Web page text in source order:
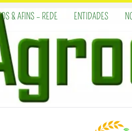
& AFINS – REDE ENTIDADES